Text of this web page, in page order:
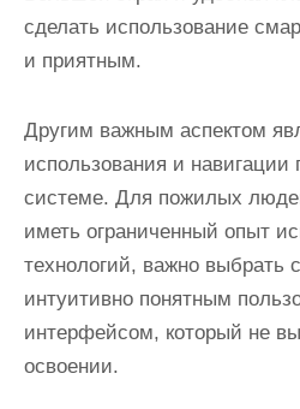
сделать использование
и приятным.
Другим важным аспектом
использования и навигации
системе. Для пожилых
иметь ограниченный опыт
технологий, важно выбрать
интуитивно понятным
интерфейсом, который не
освоении.